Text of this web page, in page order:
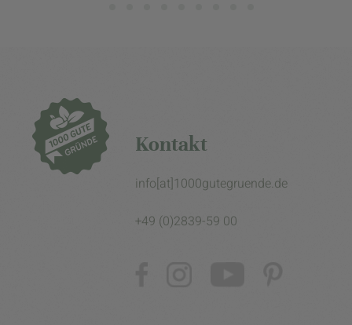
Kontakt
info[at]1000gutegruende.de
+49 (0)2839-59 00